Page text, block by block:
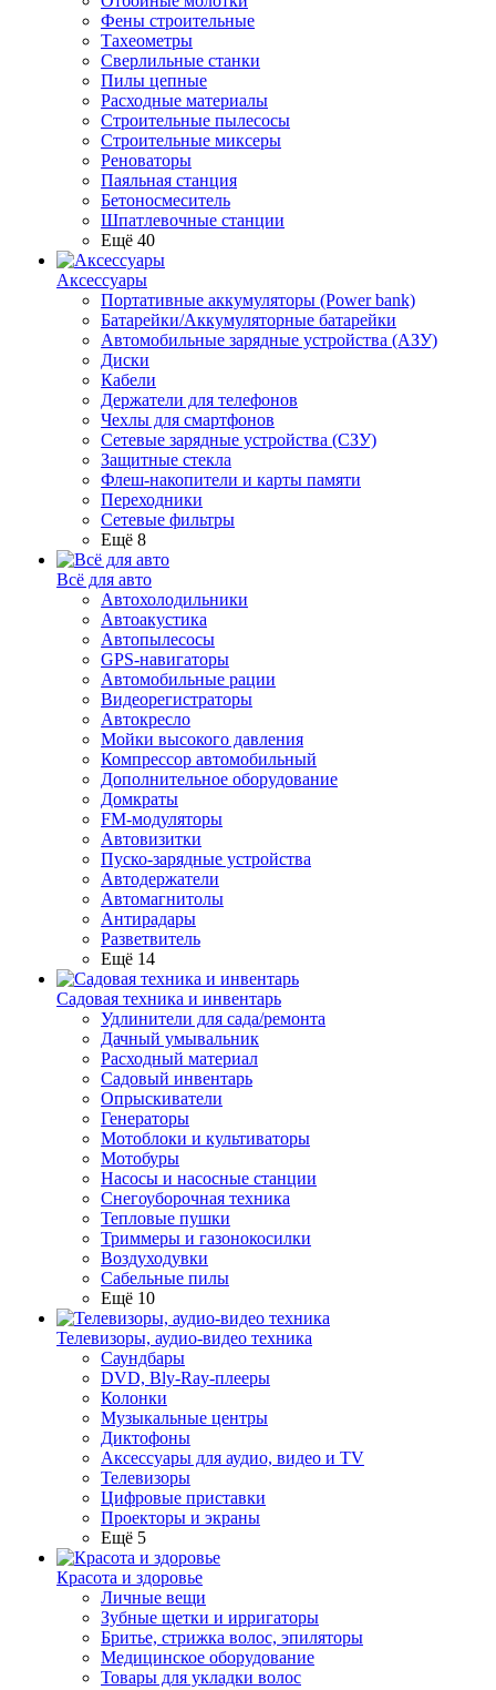
Фены строительные
Тахеометры
Сверлильные станки
Пилы цепные
Расходные материалы
Строительные пылесосы
Строительные миксеры
Реноваторы
Паяльная станция
Бетоносмеситель
Шпатлевочные станции
Ещё 40
Аксессуары
Портативные аккумуляторы (Power bank)
Батарейки/Аккумуляторные батарейки
Автомобильные зарядные устройства (АЗУ)
Диски
Кабели
Держатели для телефонов
Чехлы для смартфонов
Сетевые зарядные устройства (СЗУ)
Защитные стекла
Флеш-накопители и карты памяти
Переходники
Сетевые фильтры
Ещё 8
Всё для авто
Автохолодильники
Автоакустика
Автопылесосы
GPS-навигаторы
Автомобильные рации
Видеорегистраторы
Автокресло
Мойки высокого давления
Компрессор автомобильный
Дополнительное оборудование
Домкраты
FM-модуляторы
Автовизитки
Пуско-зарядные устройства
Автодержатели
Автомагнитолы
Антирадары
Разветвитель
Ещё 14
Садовая техника и инвентарь
Удлинители для сада/ремонта
Дачный умывальник
Расходный материал
Садовый инвентарь
Опрыскиватели
Генераторы
Мотоблоки и культиваторы
Мотобуры
Насосы и насосные станции
Снегоуборочная техника
Тепловые пушки
Триммеры и газонокосилки
Воздуходувки
Сабельные пилы
Ещё 10
Телевизоры, аудио-видео техника
Саундбары
DVD, Bly-Ray-плееры
Колонки
Музыкальные центры
Диктофоны
Аксессуары для аудио, видео и TV
Телевизоры
Цифровые приставки
Проекторы и экраны
Ещё 5
Красота и здоровье
Личные вещи
Зубные щетки и ирригаторы
Бритье, стрижка волос, эпиляторы
Медицинское оборудование
Товары для укладки волос